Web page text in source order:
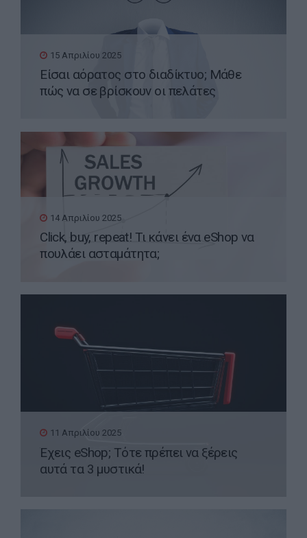
15 Απριλίου 2025
Είσαι αόρατος στο διαδίκτυο; Μάθε
πώς να σε βρίσκουν οι πελάτες
14 Απριλίου 2025
Click, buy, repeat! Τι κάνει ένα eShop να
πουλάει ασταμάτητα;
11 Απριλίου 2025
Έχεις eShop; Τότε πρέπει να ξέρεις
αυτά τα 3 μυστικά!